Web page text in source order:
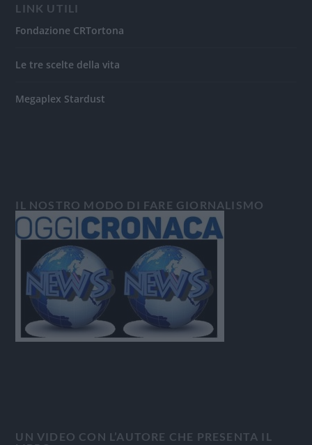
LINK UTILI
Fondazione CRTortona
Le tre scelte della vita
Megaplex Stardust
IL NOSTRO MODO DI FARE GIORNALISMO
UN VIDEO CON L’AUTORE CHE PRESENTA IL